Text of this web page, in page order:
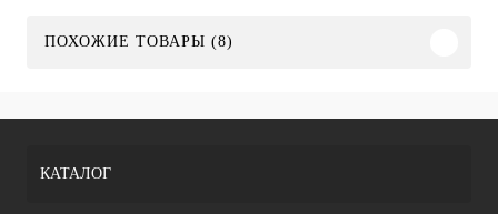
ПОХОЖИЕ ТОВАРЫ (8)
КАТАЛОГ